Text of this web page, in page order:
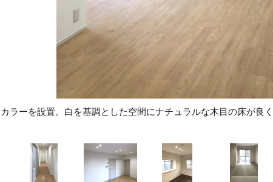
ラーを設置。白を基調とした空間にナチュラルな木目の床が良く